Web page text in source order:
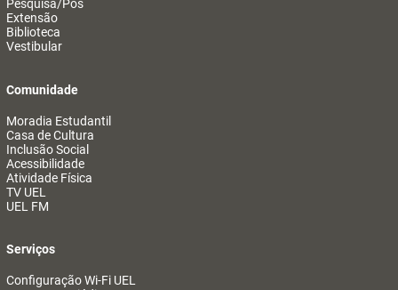
Pesquisa/Pós
Extensão
Biblioteca
Vestibular
Comunidade
Moradia Estudantil
Casa de Cultura
Inclusão Social
Acessibilidade
Atividade Física
TV UEL
UEL FM
Serviços
Configuração Wi-Fi UEL